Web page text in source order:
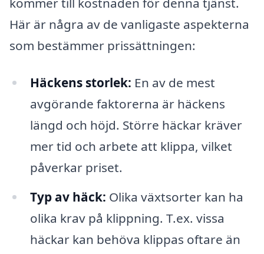
Här är några av de vanligaste aspekterna
som bestämmer prissättningen:
Häckens storlek: En av de mest
avgörande faktorerna är häckens
längd och höjd. Större häckar kräver
mer tid och arbete att klippa, vilket
påverkar priset.
Typ av häck: Olika växtsorter kan ha
olika krav på klippning. T.ex. vissa
häckar kan behöva klippas oftare än